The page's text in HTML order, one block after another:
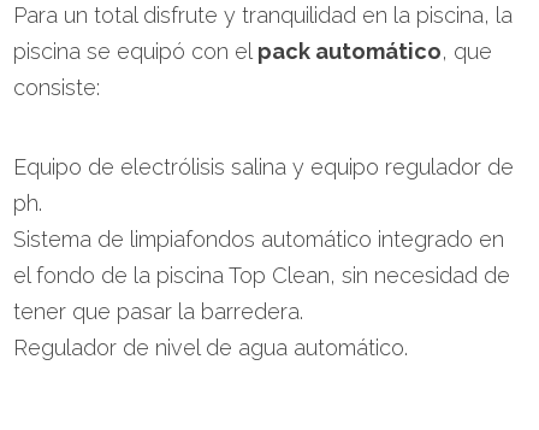
Para un total disfrute y tranquilidad en la piscina, la
piscina se equipó con el pack automático, que
consiste:
Equipo de electrólisis salina y equipo regulador de
ph.
Sistema de limpiafondos automático integrado en
el fondo de la piscina Top Clean, sin necesidad de
tener que pasar la barredera.
Regulador de nivel de agua automático.